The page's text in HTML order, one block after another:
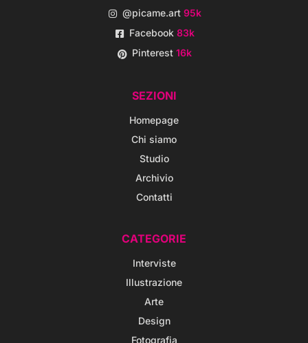
@picame.art95k
Facebook83k
Pinterest16k
SEZIONI
Homepage
Chi siamo
Studio
Archivio
Contatti
CATEGORIE
Interviste
Illustrazione
Arte
Design
Fotografia